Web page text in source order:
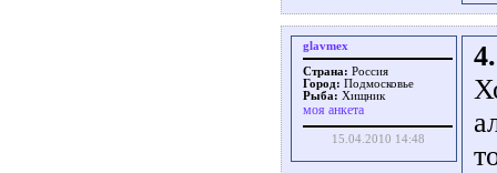
glavmex
Страна: Россия
Город: Подмосковье
Рыба: Хищник
моя анкета
15.04.2010 14:48
4.